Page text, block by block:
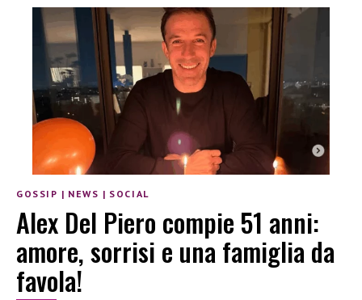
GOSSIP | NEWS | SOCIAL
Alex Del Piero compie 51 anni:
amore, sorrisi e una famiglia da
favola!